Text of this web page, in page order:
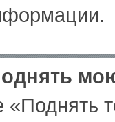
«Поднять